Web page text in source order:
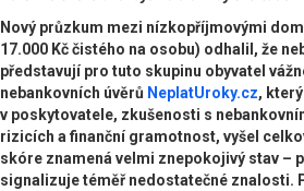
Nový průzkum mezi nízkopříjmovými
17.000 Kč čistého na osobu) odhalil, že
představují pro tuto skupinu obyvatel
nebankovních úvěrů NeplatUroky.cz,
v poskytovatele, zkušenosti s
rizicích a finanční gramotnost, vyšel
skóre znamená velmi znepokojivý stav –
signalizuje téměř nedostatečné znalosti.